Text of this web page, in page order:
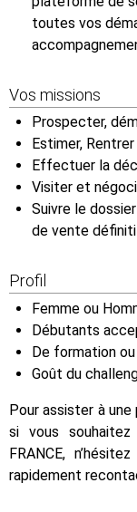
toutes vos
Vos missions
Prospecter,
Estimer,
Effectuer la
Visiter et
Suivre le
de vente
Profil
Femme ou
Débutants
De formation
Goût du
Pour assister à
si vous
FRANCE,
rapidement